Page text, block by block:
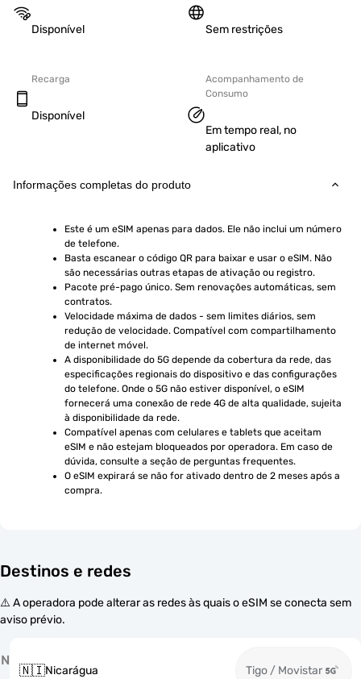
Disponível Sem restrições
Recarga
Disponível
Acompanhamento de
Consumo
Em tempo real, no
aplicativo
Informações completas do produto
Este é um eSIM apenas para dados. Ele não inclui um número
de telefone.
Basta escanear o código QR para baixar e usar o eSIM. Não
são necessárias outras etapas de ativação ou registro.
Pacote pré-pago único. Sem renovações automáticas, sem
contratos.
Velocidade máxima de dados - sem limites diários, sem
redução de velocidade. Compatível com compartilhamento
de internet móvel.
A disponibilidade do 5G depende da cobertura da rede, das
especificações regionais do dispositivo e das configurações
do telefone. Onde o 5G não estiver disponível, o eSIM
fornecerá uma conexão de rede 4G de alta qualidade, sujeita
à disponibilidade da rede.
Compatível apenas com celulares e tablets que aceitam
eSIM e não estejam bloqueados por operadora. Em caso de
dúvida, consulte a seção de perguntas frequentes.
O eSIM expirará se não for ativado dentro de 2 meses após a
compra.
Destinos e redes
⚠️ A operadora pode alterar as redes às quais o eSIM se conecta sem
aviso prévio.
N
🇳🇮Nicarágua Tigo / Movistar